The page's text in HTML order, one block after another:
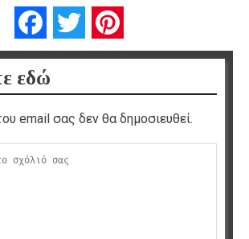
FacebookTwitter
εδώ
email σας δεν θα δημοσιευθεί.